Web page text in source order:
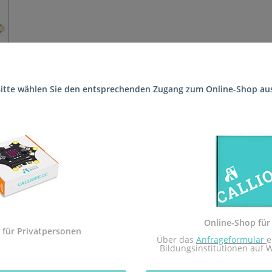
Schule (UNESCO-Projektschule am Bernardshof FSP sozial-
I und der Calliope mini Startbox. Das Arbeitsheft
Calliope mini umgesetzt.
I in Rheinland-Pfalz zugelassen.
mit dem Redaktionsteam inf-schule.de, insbesondere Daniel
wählen Sie den entsprechenden Zugang zum Online-Shop
für Privatpersonen
Online-Shop für
Über das Anfrageformular
Bildungsinstitutionen auf